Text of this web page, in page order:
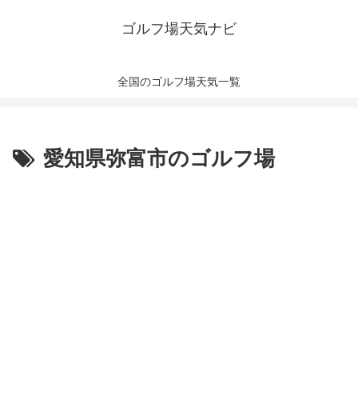
ゴルフ場天気ナビ
全国のゴルフ場天気一覧
愛知県弥富市のゴルフ場